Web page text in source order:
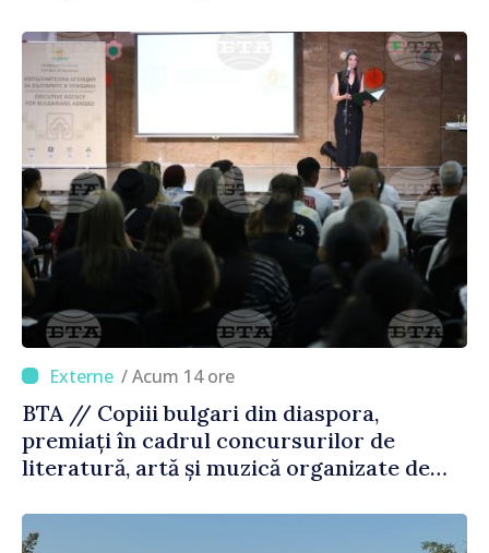
/ Acum 14 ore
BTA // Copiii bulgari din diaspora,
premiați în cadrul concursurilor de
literatură, artă și muzică organizate de
Străinătate